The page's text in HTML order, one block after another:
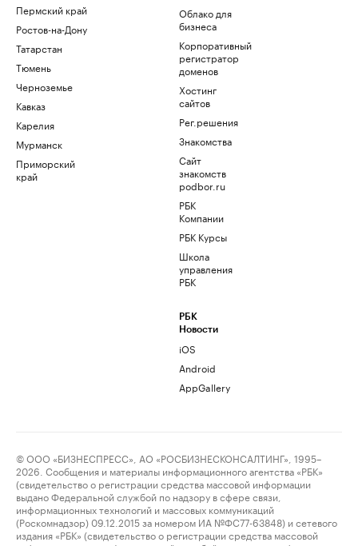
Пермский край
Ростов-на-Дону
Татарстан
Тюмень
Черноземье
Кавказ
Карелия
Мурманск
Приморский
край
Облако для
бизнеса
Корпоративный
регистратор
доменов
Хостинг
сайтов
Рег.решения
Знакомства
Сайт
знакомств
podbor.ru
РБК
Компании
РБК Курсы
Школа
управления
РБК
РБК
Новости
iOS
Android
AppGallery
© ООО «БИЗНЕСПРЕСС», АО «РОСБИЗНЕСКОНСАЛТИНГ», 1995–
2026. Сообщения и материалы информационного агентства «РБК»
(свидетельство о регистрации средства массовой информации
выдано Федеральной службой по надзору в сфере связи,
информационных технологий и массовых коммуникаций
(Роскомнадзор) 09.12.2015 за номером ИА №ФС77-63848) и сетевого
издания «РБК» (свидетельство о регистрации средства массовой